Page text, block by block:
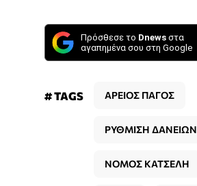
Πρόσθεσε το Dnews στα
αγαπημένα σου στη Google
# TAGS ΑΡΕΙΟΣ ΠΑΓΟΣ
ΡΥΘΜΙΣΗ ΔΑΝΕΙΩΝ
ΝΟΜΟΣ ΚΑΤΣΕΛΗ